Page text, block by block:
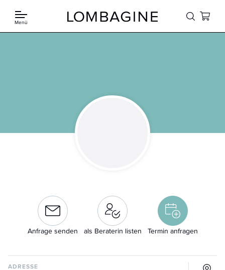
Menü
ADRESSE
Anfrage senden als Beraterin listen Termin anfragen